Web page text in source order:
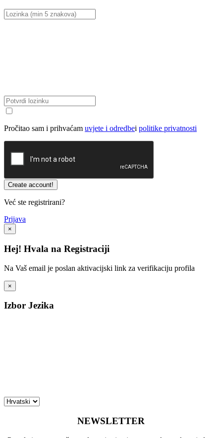
Pročitao sam i prihvaćam uvjete i odredbei politike privatnosti
Već ste registrirani?
Prijava
×
Hej! Hvala na Registraciji
Na Vaš email je poslan aktivacijski link za verifikaciju profila
×
Izbor Jezika
NEWSLETTER